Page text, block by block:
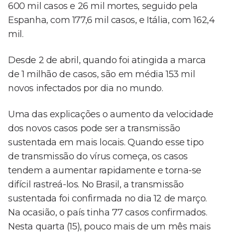
600 mil casos e 26 mil mortes, seguido pela
Espanha, com 177,6 mil casos, e Itália, com 162,4
mil.
Desde 2 de abril, quando foi atingida a marca
de 1 milhão de casos, são em média 153 mil
novos infectados por dia no mundo.
Uma das explicações o aumento da velocidade
dos novos casos pode ser a transmissão
sustentada em mais locais. Quando esse tipo
de transmissão do vírus começa, os casos
tendem a aumentar rapidamente e torna-se
difícil rastreá-los. No Brasil, a transmissão
sustentada foi confirmada no dia 12 de março.
Na ocasião, o país tinha 77 casos confirmados.
Nesta quarta (15), pouco mais de um mês mais